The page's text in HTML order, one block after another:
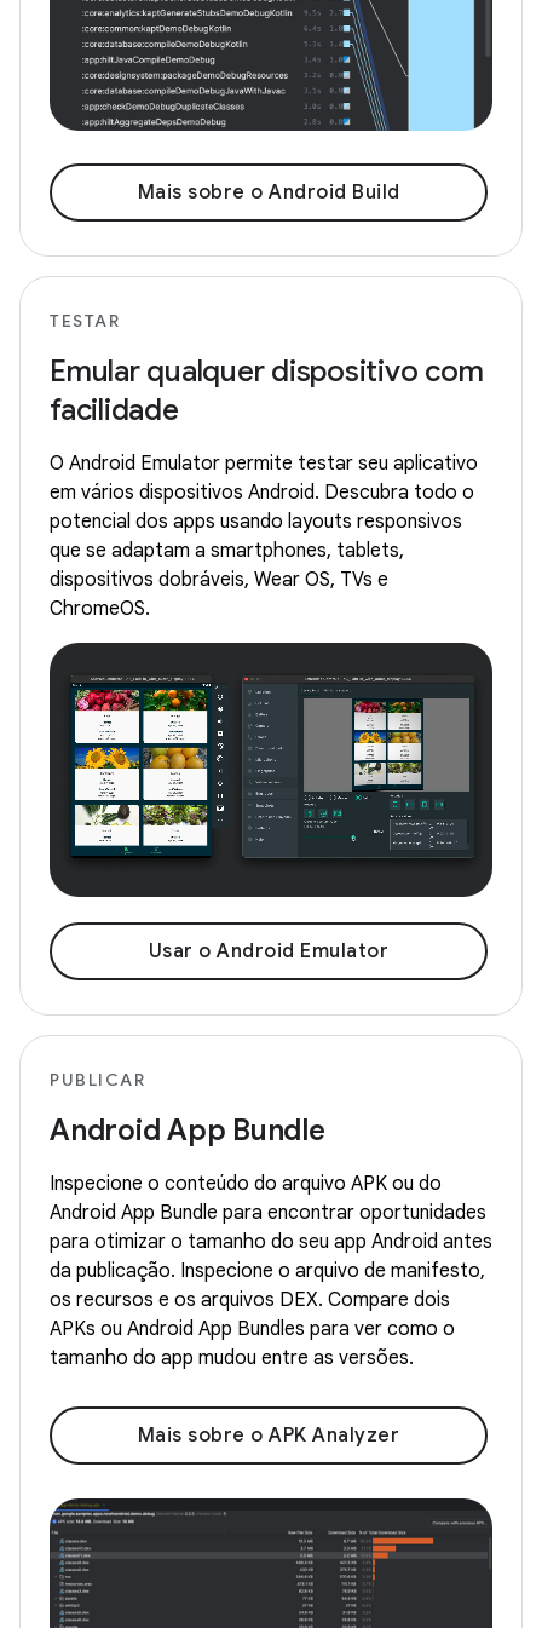
Mais sobre o Android Build
TESTAR
Emular qualquer dispositivo com
facilidade
O Android Emulator permite testar seu aplicativo
em vários dispositivos Android. Descubra todo o
potencial dos apps usando layouts responsivos
que se adaptam a smartphones, tablets,
dispositivos dobráveis, Wear OS, TVs e
ChromeOS.
Usar o Android Emulator
PUBLICAR
Android App Bundle
Inspecione o conteúdo do arquivo APK ou do
Android App Bundle para encontrar oportunidades
para otimizar o tamanho do seu app Android antes
da publicação. Inspecione o arquivo de manifesto,
os recursos e os arquivos DEX. Compare dois
APKs ou Android App Bundles para ver como o
tamanho do app mudou entre as versões.
Mais sobre o APK Analyzer